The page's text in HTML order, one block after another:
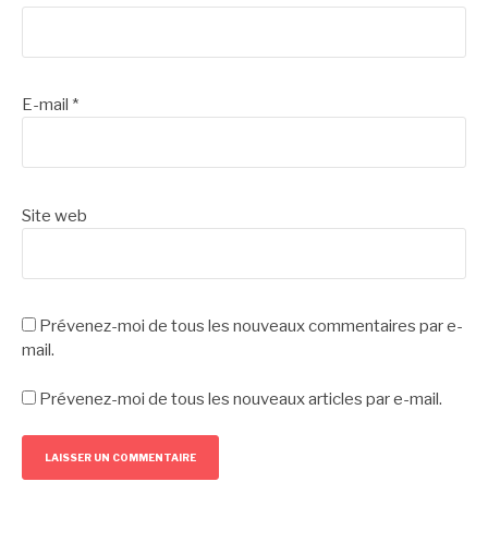
E-mail *
Site web
Prévenez-moi de tous les nouveaux commentaires par e-
mail.
Prévenez-moi de tous les nouveaux articles par e-mail.